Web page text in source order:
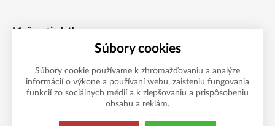
Možnosti platby
Súbory cookies
Súbory cookie používame k zhromažďovaniu a analýze
informácií o výkone a používaní webu, zaisteniu fungovania
funkcií zo sociálnych médií a k zlepšovaniu a prispôsobeniu
obsahu a reklám.